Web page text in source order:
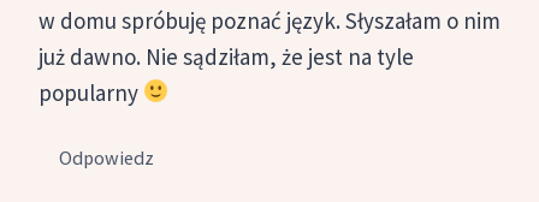
w domu spróbuję poznać język. Słyszałam o nim
już dawno. Nie sądziłam, że jest na tyle
popularny
Odpowiedz